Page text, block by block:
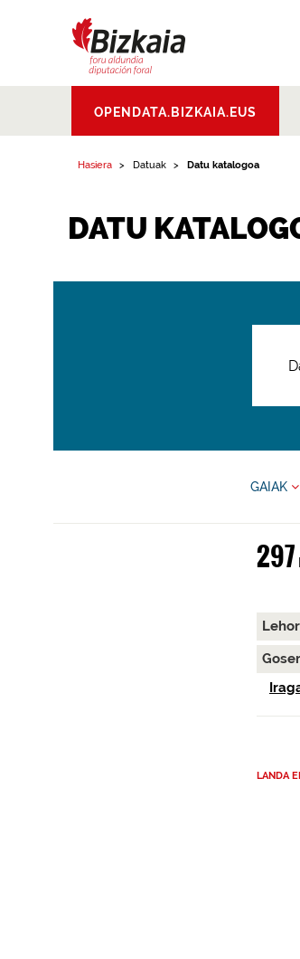
Aldundia.Diputacion
Foral de Bizkaia
OPENDATA.BIZKAIA.EUS
Hasiera Datuak Datu katalogoa
DATU
GAIAK
297
LANDA